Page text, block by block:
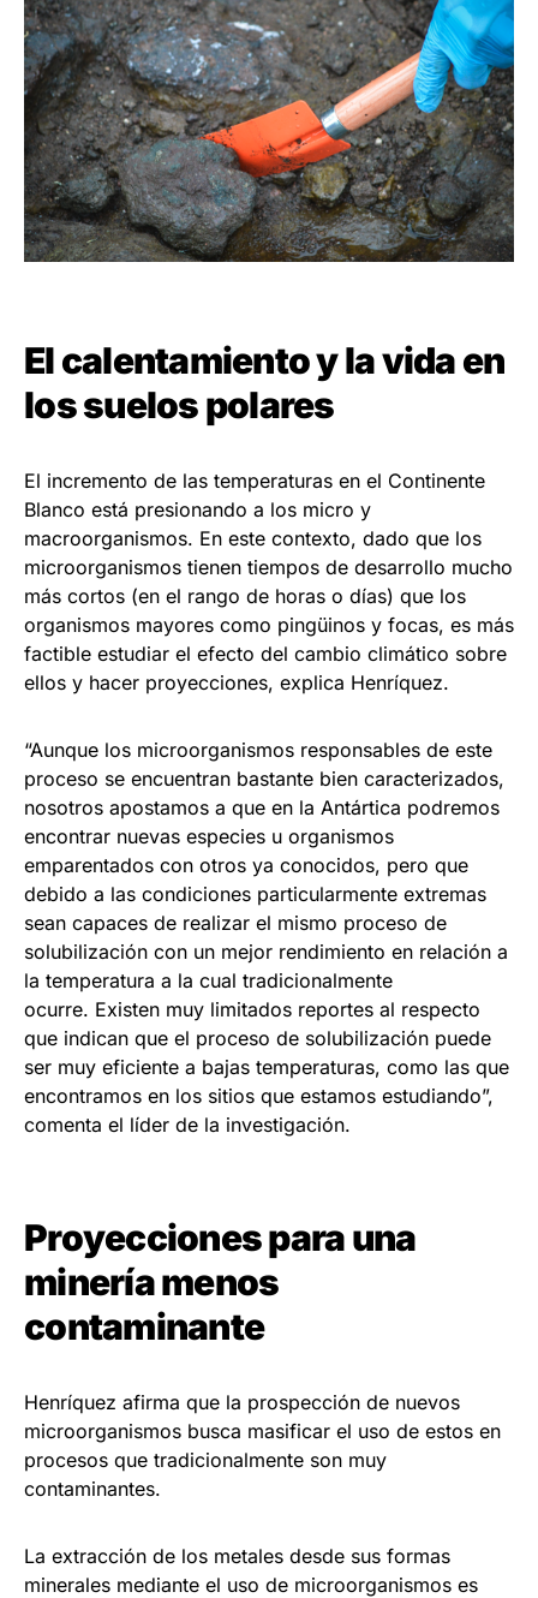
El calentamiento y la vida en
los suelos polares
El incremento de las temperaturas en el Continente
Blanco está presionando a los micro y
macroorganismos. En este contexto, dado que los
microorganismos tienen tiempos de desarrollo mucho
más cortos (en el rango de horas o días) que los
organismos mayores como pingüinos y focas, es más
factible estudiar el efecto del cambio climático sobre
ellos y hacer proyecciones, explica Henríquez.
“Aunque los microorganismos responsables de este
proceso se encuentran bastante bien caracterizados,
nosotros apostamos a que en la Antártica podremos
encontrar nuevas especies u organismos
emparentados con otros ya conocidos, pero que
debido a las condiciones particularmente extremas
sean capaces de realizar el mismo proceso de
solubilización con un mejor rendimiento en relación a
la temperatura a la cual tradicionalmente
ocurre. Existen muy limitados reportes al respecto
que indican que el proceso de solubilización puede
ser muy eficiente a bajas temperaturas, como las que
encontramos en los sitios que estamos estudiando”,
comenta el líder de la investigación.
Proyecciones para una
minería menos
contaminante
Henríquez afirma que la prospección de nuevos
microorganismos busca masificar el uso de estos en
procesos que tradicionalmente son muy
contaminantes.
La extracción de los metales desde sus formas
minerales mediante el uso de microorganismos es